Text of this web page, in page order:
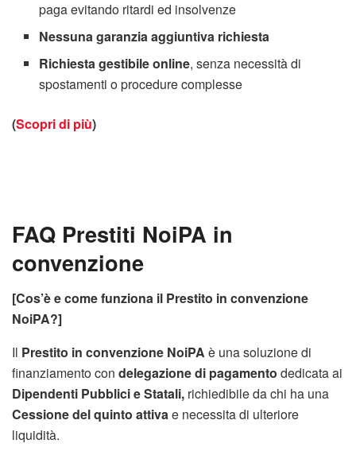
paga evitando ritardi ed insolvenze
Nessuna garanzia aggiuntiva richiesta
Richiesta gestibile online, senza necessità di
spostamenti o procedure complesse
(Scopri di più)
FAQ Prestiti NoiPA in
convenzione
[Cos’è e come funziona il Prestito in convenzione
NoiPA?]
Il Prestito in convenzione NoiPA è una soluzione di
finanziamento con delegazione di pagamento dedicata ai
Dipendenti Pubblici e Statali, richiedibile da chi ha una
Cessione del quinto attivae necessita di ulteriore
liquidità.